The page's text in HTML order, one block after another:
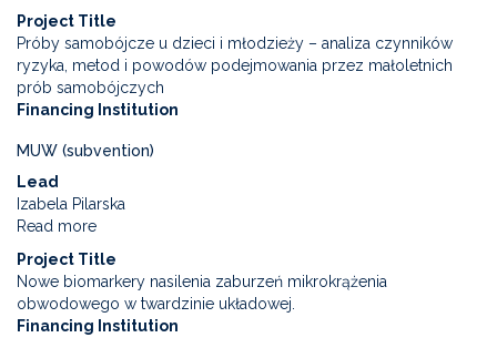
experience
of
childhood
trauma
as
predictor
the
severity
eating
disorders
Frequency
and
types
of
acute
poisoning
among
-
of
the
scale
of
Project Title
Próby samobójcze u dzieci i młodzieży – analiza czynników
ryzyka, metod i powodów podejmowania przez małoletnich
prób samobójczych
Financing Institution
MUW (subvention)
Lead
Izabela Pilarska
Read more
Suicide
attempts
in
children
and
Project Title
Nowe biomarkery nasilenia zaburzeń mikrokrążenia
obwodowego w twardzinie układowej.
Financing Institution